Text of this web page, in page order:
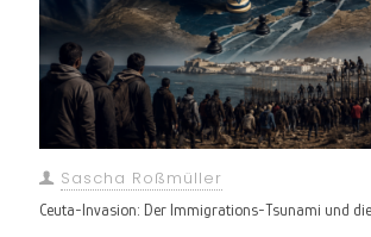
Sascha Roßmüller
Ceuta-Invasion: Der Immigrations-Tsunami und